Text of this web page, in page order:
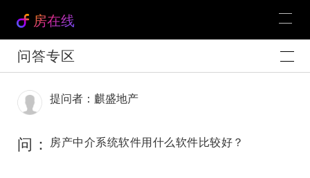
房在线
问答专区
提问者：麒盛地产
问： 房产中介系统软件用什么软件比较好？